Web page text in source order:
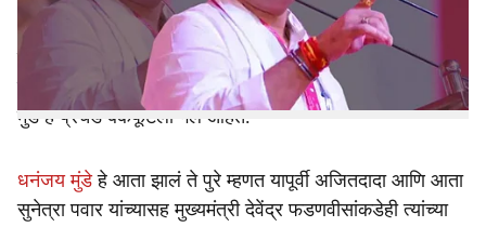
e
असलेले मुंडेंच्या यशाला उतरती कळा लागली. बीडमधील मस्साजोगचे
सरपंच संतोष देशमुख हत्या प्रकरणात गंभीर आरोपांचे शिंतोडे
उडाल्यानंतर त्यांना मंत्रिपद गमवावं लागलं.गेले वर्षे दीडवर्षे धनंजय
मुंडे हे प्रचंड बॅकफूटला गेले आहेत.
धनंजय मुंडेहे आता झालं ते पुरे म्हणत यापूर्वी अजितदादा आणि आता
सुनेत्रा पवार यांच्यासह मुख्यमंत्री देवेंद्र फडणवीसांकडेही त्यांच्या